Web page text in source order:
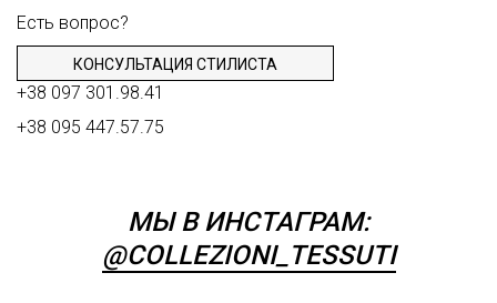
Есть вопрос?
КОНСУЛЬТАЦИЯ СТИЛИСТА
+38 097 301.98.41
+38 095 447.57.75
МЫ В ИНСТАГРАМ:
@COLLEZIONI_TESSUTI